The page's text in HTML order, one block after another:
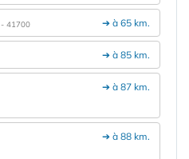
➔ à 65 km.
- 41700
➔ à 85 km.
➔ à 87 km.
➔ à 88 km.